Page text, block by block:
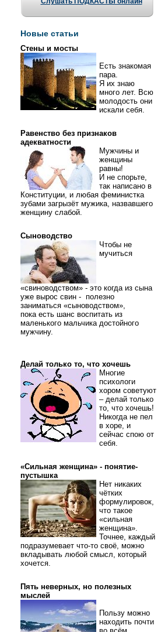
Новые статьи
Стены и мосты
Есть знакомая
пара.
Я их знаю
много лет. Всю
молодость они
искали себя.
Равенство без признаков
адекватности
Мужчины и
женщины
равны!
И не спорьте,
так написано в
Конституции, и любая феминистка
зубами загрызёт мужика, назвавшего
женщину слабой.
Сыноводство
Чтобы не
мучиться
«свиноводством» - это когда из сына
уже вырос свин - полезно
заниматься «сыноводством»,
пока есть шанс воспитать из
маленького мальчика достойного
мужчину.
Делай только то, что хочешь
Многие
психологи
хором советуют
– делай только
то, что хочешь!
Никогда не пел
в хоре, и
сейчас спою от
себя.
«Сильная женщина» - понятие-
пустышка
Нет никаких
чётких
формулировок,
что такое
«сильная
женщина».
Точнее, каждый
подразумевает что-то своё, можно
вкладывать любой смысл, который
хочется.
Пять неверных, но полезных
мыслей
Пользу можно
находить почти